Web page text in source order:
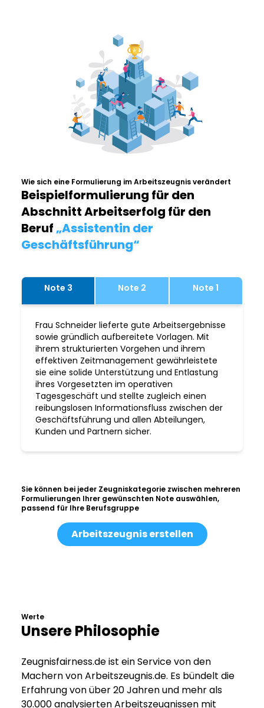
Wie sich eine Formulierung im Arbeitszeugnis verändert
Beispielformulierung für den
Abschnitt Arbeitserfolg für den
Beruf„Assistentin der
Geschäftsführung“
Note 3 Note 2 Note 1
Frau Schneider lieferte gute Arbeitsergebnisse
sowie gründlich aufbereitete Vorlagen. Mit
ihrem strukturierten Vorgehen und ihrem
effektiven Zeitmanagement gewährleistete
sie eine solide Unterstützung und Entlastung
ihres Vorgesetzten im operativen
Tagesgeschäft und stellte zugleich einen
reibungslosen Informationsfluss zwischen der
Geschäftsführung und allen Abteilungen,
Kunden und Partnern sicher.
Sie können bei jeder Zeugniskategorie zwischen mehreren
Formulierungen Ihrer gewünschten Note auswählen,
passend für Ihre Berufsgruppe
Arbeitszeugnis erstellen
Werte
Unsere Philosophie
Zeugnisfairness.de ist ein Service von den
Machern von Arbeitszeugnis.de. Es bündelt die
Erfahrung von über 20 Jahren und mehr als
30.000 analysierten Arbeitszeugnissen mit